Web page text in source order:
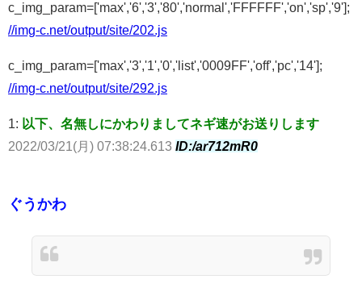
c_img_param=['max','6','3','80','normal','FFFFFF','on','sp','9'];
//img-c.net/output/site/202.js
c_img_param=['max','3','1','0','list','0009FF','off','pc','14'];
//img-c.net/output/site/292.js
1: 以下、名無しにかわりましてネギ速がお送りします
2022/03/21(月) 07:38:24.613 ID:/ar712mR0
ぐうかわ